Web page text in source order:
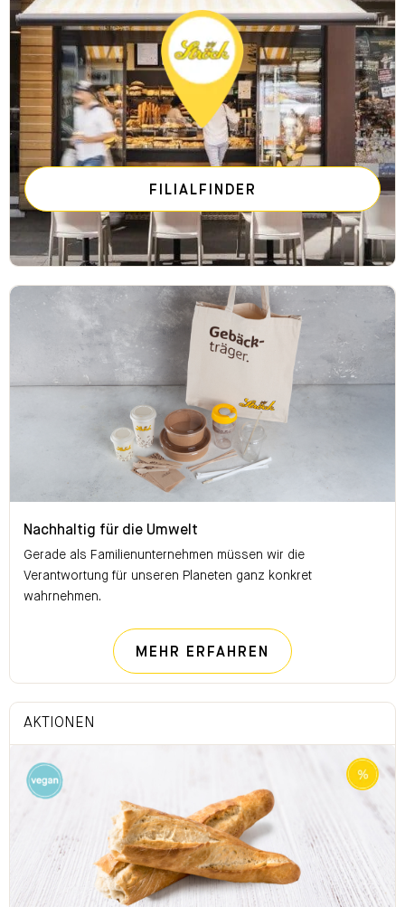
FILIALFINDER
Nachhaltig für die Umwelt
Gerade als Familienunternehmen müssen wir die
Verantwortung für unseren Planeten ganz konkret
wahrnehmen.
MEHR ERFAHREN NACHHALTIG
AKTIONEN